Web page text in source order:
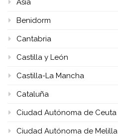
Asia
Benidorm
Cantabria
Castilla y León
Castilla-La Mancha
Cataluña
Ciudad Autónoma de Ceuta
Ciudad Autónoma de Melilla